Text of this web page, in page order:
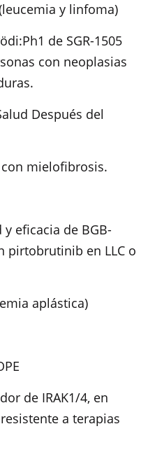
y linfoma)
de SGR-1505
con neoplasias
Después del
con mielofibrosis.
y eficacia de BGB-
pirtobrutinib en LLC o
aplástica)
de IRAK1/4, en
a terapias